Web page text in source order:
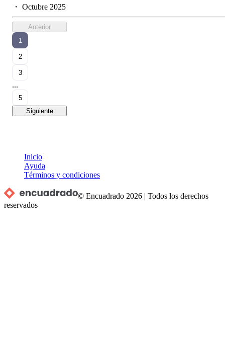
・ Octubre 2025
Anterior
1
2
3
...
5
Siguiente
Inicio
Ayuda
Términos y condiciones
© Encuadrado 2026 |Todos los derechos
reservados